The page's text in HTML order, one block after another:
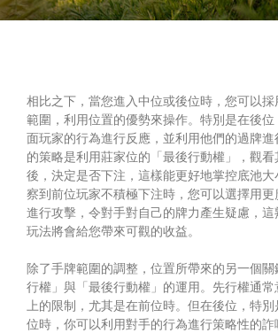
相比之下，當您進入中位或後位時，您可以
範圍，利用位置的優勢來操作。特別是在後
面玩家的行為進行反應，並利用他們的過牌
的策略是利用莊家位的「最後行動權」，觀
後，決定是否下注，這樣能更好地掌控底池大
察到前位玩家不積極下注時，您可以選擇用
進行攻擊，令對手對自己的牌力產生疑慮，
玩法將會給您帶來可觀的收益。
除了手牌範圍的調整，位置所帶來的另一個
行權」與「最後行動權」的運用。先行權通
上的限制，尤其是在前位時。但在後位，特
位時，你可以利用對手的行為進行策略性的